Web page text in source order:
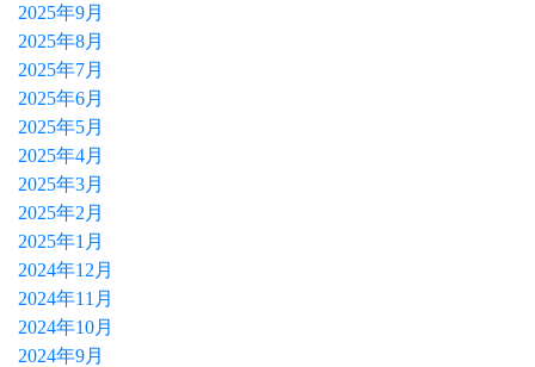
2025年9月
2025年8月
2025年7月
2025年6月
2025年5月
2025年4月
2025年3月
2025年2月
2025年1月
2024年12月
2024年11月
2024年10月
2024年9月